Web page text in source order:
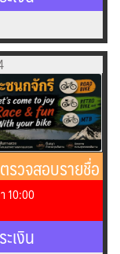
ตรวจสอบรายชื่อ
10:00
เงิน